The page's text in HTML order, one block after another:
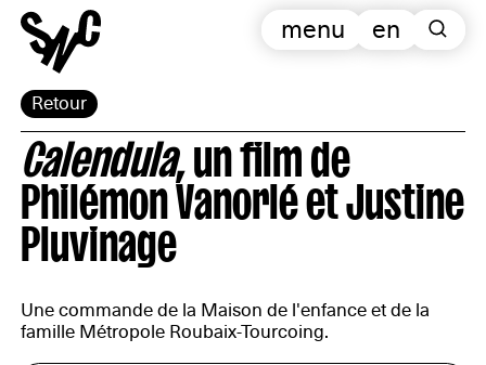
Retour
en
menu
Calendula, un film de
Philémon Vanorlé et Justine
Pluvinage
Une commande de la Maison de l'enfance et de la
famille Métropole Roubaix-Tourcoing.